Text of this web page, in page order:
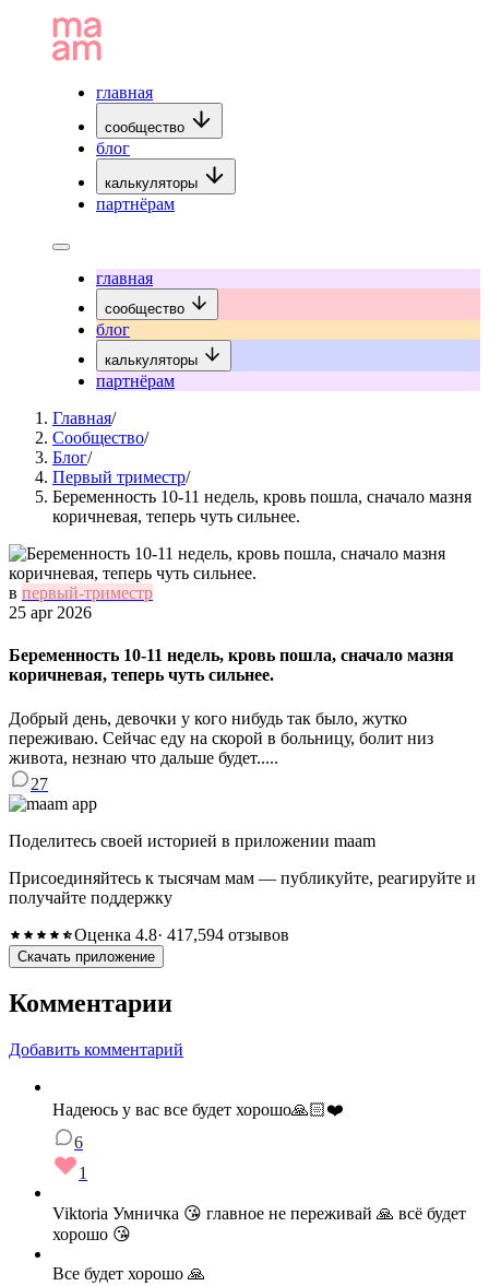
главная
сообщество
блог
калькуляторы
партнёрам
главная
сообщество
блог
калькуляторы
партнёрам
Главная/
Сообщество/
Блог/
Первый триместр/
Беременность 10-11 недель, кровь пошла, сначало мазня
коричневая, теперь чуть сильнее.
в первый-триместр
25 apr 2026
Беременность 10-11 недель, кровь пошла, сначало мазня
коричневая, теперь чуть сильнее.
Добрый день, девочки у кого нибудь так было, жутко
переживаю. Сейчас еду на скорой в больницу, болит низ
живота, незнаю что дальше будет.....
27
Поделитесь своей историей в приложении maam
Присоединяйтесь к тысячам мам — публикуйте, реагируйте и
получайте поддержку
Оценка 4.8· 417,594 отзывов
Скачать приложение
Комментарии
Добавить комментарий
Надеюсь у вас все будет хорошо🙏🏻❤️
6
1
Viktoria Умничка 😘 главное не переживай 🙏 всё будет
хорошо 😘
Все будет хорошо 🙏